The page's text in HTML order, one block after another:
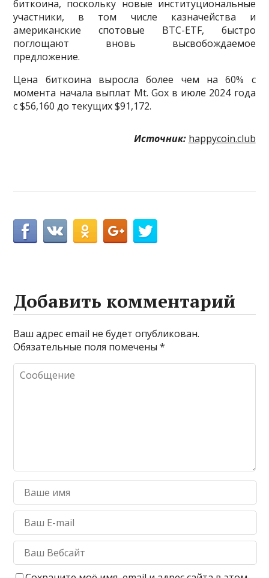
биткоина, поскольку новые институциональные
участники, в том числе казначейства и
американские спотовые BTC-ETF, быстро
поглощают вновь высвобождаемое
предложение.
Цена биткоина выросла более чем на 60% с
момента начала выплат Mt. Gox в июле 2024 года
с $56,160 до текущих $91,172.
Источник: happycoin.club
Добавить комментарий
Ваш адрес email не будет опубликован.
Обязательные поля помечены*